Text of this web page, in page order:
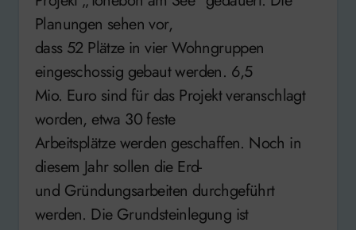
Planungen sehen vor,
dass 52 Plätze in vier Wohngruppen
eingeschossig gebaut werden. 6,5
Mio. Euro sind für das Projekt veranschlagt
worden, etwa 30 feste
Arbeitsplätze werden geschaffen. Noch in
diesem Jahr sollen die Erd-
und Gründungsarbeiten durchgeführt
werden. Die Grundsteinlegung ist